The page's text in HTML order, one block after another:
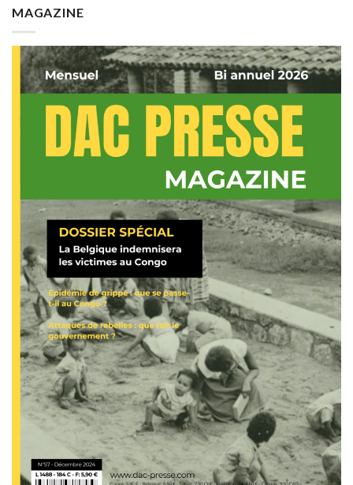
MAGAZINE